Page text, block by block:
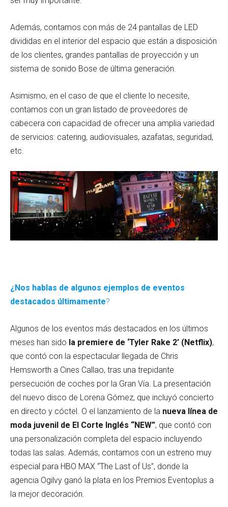
Además, contamos con más de 24 pantallas de LED
divididas en el interior del espacio que están a disposición
de los clientes, grandes pantallas de proyección y un
sistema de sonido Bose de última generación.
Asimismo, en el caso de que el cliente lo necesite,
contamos con un gran listado de proveedores de
cabecera con capacidad de ofrecer una amplia variedad
de servicios: catering, audiovisuales, azafatas, seguridad,
etc.
¿Nos hablas de algunos ejemplos de eventos
destacados últimamente?
Algunos de los eventos más destacados en los últimos
meses han sido la premiere de ‘Tyler Rake 2’ (Netflix),
que contó con la espectacular llegada de Chris
Hemsworth a Cines Callao, tras una trepidante
persecución de coches por la Gran Vía. La presentación
del nuevo disco de Lorena Gómez, que incluyó concierto
en directo y cóctel. O el lanzamiento de la nueva línea de
moda juvenil de El Corte Inglés “NEW”, que contó con
una personalización completa del espacio incluyendo
todas las salas. Además, contamos con un estreno muy
especial para HBO MAX “The Last of Us”, donde la
agencia Ogilvy ganó la plata en los Premios Eventoplus a
la mejor decoración.